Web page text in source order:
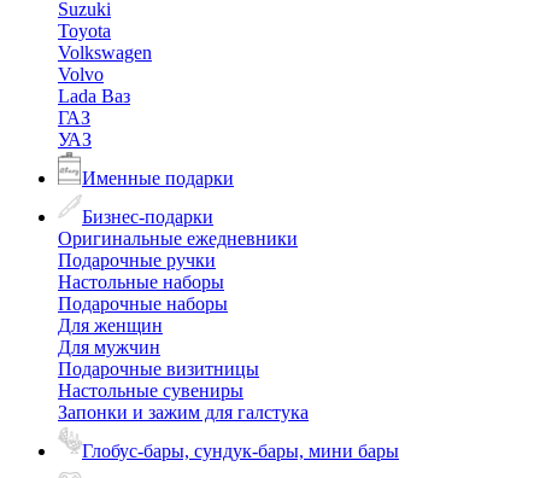
Suzuki
Toyota
Volkswagen
Volvo
Lada Ваз
ГАЗ
УАЗ
Именные подарки
Бизнес-подарки
Оригинальные ежедневники
Подарочные ручки
Настольные наборы
Подарочные наборы
Для женщин
Для мужчин
Подарочные визитницы
Настольные сувениры
Запонки и зажим для галстука
Глобус-бары, сундук-бары, мини бары